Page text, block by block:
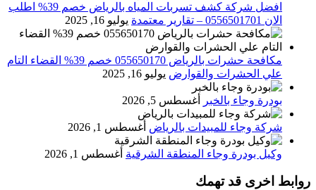
افضل شركة كشف تسربات المياه بالرياض خصم 39% اطلب
الان 0556501701‬‏ – تقارير معتمدة
يوليو 16, 2025
مكافحة حشرات بالرياض 055650170 خصم 39% القضاء التام
علي الحشرات والقوارض يوليو 16, 2025
بودرة وجاء بالخبر أغسطس 5, 2026
شركة وجاء للمبيدات بالرياض أغسطس 1, 2026
وكيل بودرة وجاء المنطقة الشرقية أغسطس 1, 2026
روابط اخرى قد تهمك